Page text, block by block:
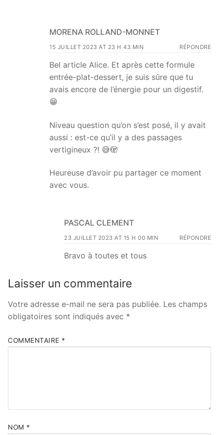
MORENA ROLLAND-MONNET
15 JUILLET 2023 AT 23 H 43 MIN RÉPONDRE
Bel article Alice. Et après cette formule
entrée-plat-dessert, je suis sûre que tu
avais encore de l’énergie pour un digestif.
😁
Niveau question qu’on s’est posé, il y avait
aussi : est-ce qu’il y a des passages
vertigineux ?! 😅🫣
Heureuse d’avoir pu partager ce moment
avec vous.
PASCAL CLEMENT
23 JUILLET 2023 AT 15 H 00 MIN RÉPONDRE
Bravo à toutes et tous
Laisser un commentaire
Votre adresse e-mail ne sera pas publiée. Les champs
obligatoires sont indiqués avec *
COMMENTAIRE *
NOM *